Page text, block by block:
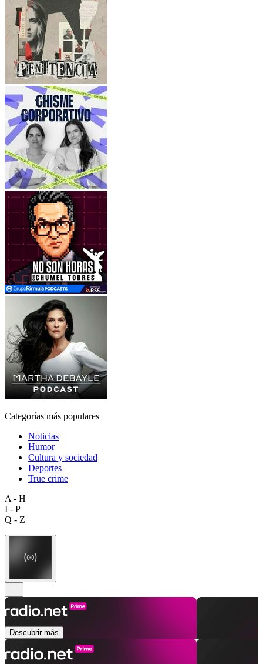
Categorías más populares
Noticias
Humor
Cultura y sociedad
Deportes
True crime
A - H
I - P
Q - Z
Descubrir más